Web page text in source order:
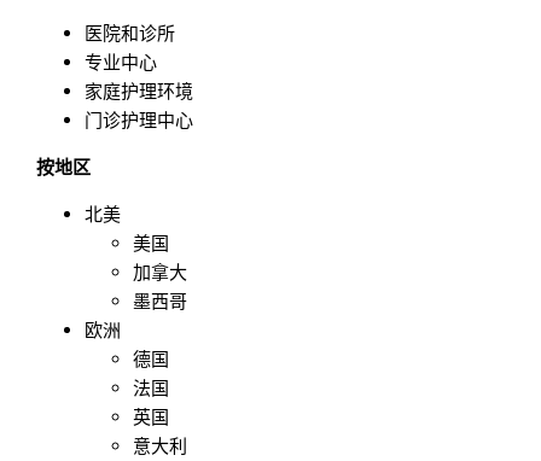
医院和诊所
专业中心
家庭护理环境
门诊护理中心
按地区
北美
美国
加拿大
墨西哥
欧洲
德国
法国
英国
意大利